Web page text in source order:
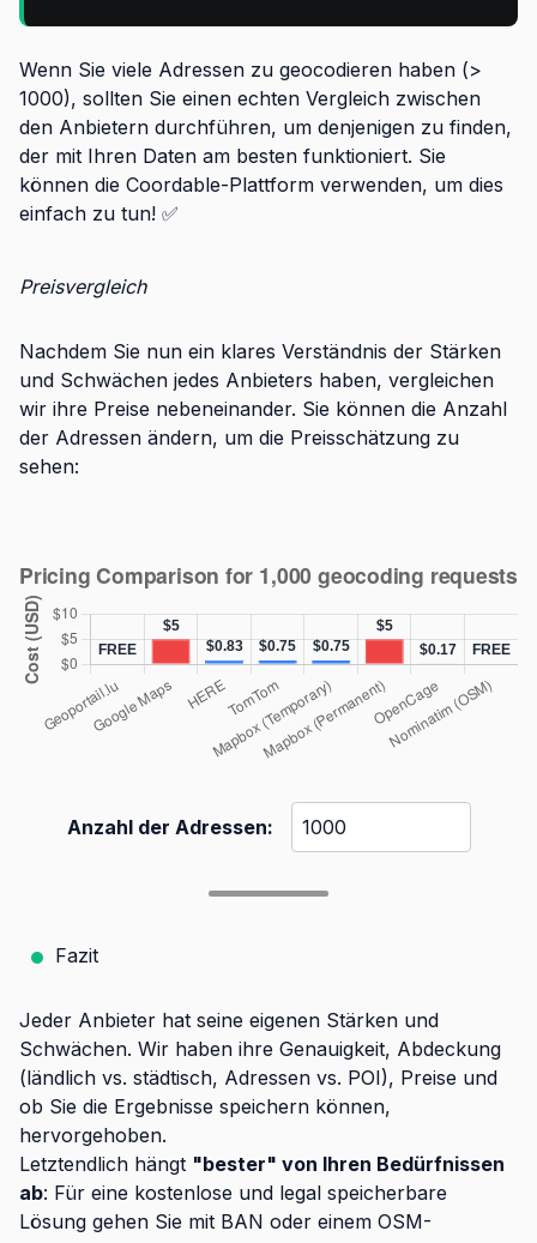
Wenn Sie viele Adressen zu geocodieren haben (>
1000), sollten Sie einen echten Vergleich zwischen
den Anbietern durchführen, um denjenigen zu finden,
der mit Ihren Daten am besten funktioniert. Sie
können die Coordable-Plattform verwenden, um dies
einfach zu tun! ✅
Preisvergleich
Nachdem Sie nun ein klares Verständnis der Stärken
und Schwächen jedes Anbieters haben, vergleichen
wir ihre Preise nebeneinander. Sie können die Anzahl
der Adressen ändern, um die Preisschätzung zu
sehen:
Anzahl der Adressen:
Fazit
Jeder Anbieter hat seine eigenen Stärken und
Schwächen. Wir haben ihre Genauigkeit, Abdeckung
(ländlich vs. städtisch, Adressen vs. POI), Preise und
ob Sie die Ergebnisse speichern können,
hervorgehoben.
Letztendlich hängt "bester" von Ihren Bedürfnissen
ab: Für eine kostenlose und legal speicherbare
Lösung gehen Sie mit BAN oder einem OSM-